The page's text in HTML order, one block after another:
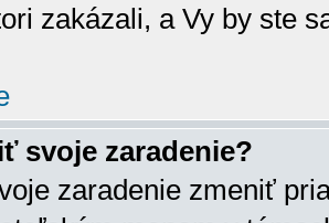
zakázali, a Vy by ste
svoje zaradenie?
zaradenie zmeniť